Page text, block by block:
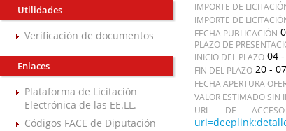
Utilidades
Verificación de documentos
Enlaces
Plataforma de Licitación
Electrónica de las EE.LL.
Códigos FACE de Diputación
IMPORTE DE
IMPORTE DE
FECHA PUBLICACIÓN
PLAZO DE
INICIO DEL PLAZO 04
FIN DEL PLAZO 20 -
FECHA APERTURA
VALOR ESTIMADO SIN
URL DE